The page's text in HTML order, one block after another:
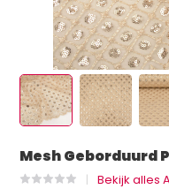
Mesh Geborduurd
Bekijk alles